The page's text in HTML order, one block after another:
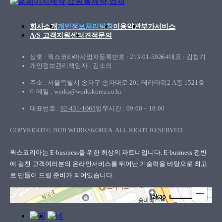
회사소개 개인정보처리방침 이용약관부가서비스
A/S 고객지원센터 견적문의
상호 : 웍스코리아사업자등록번호 : 213-01-59254대표 : 김형기
개인정보관리책임자 : 김소의
주소 : 서울특별시 송파구 송파대로 201 테라타워2 A동 1521호
이메일 : works@workskorea.co.kr
대표번호 : 02-431-1065업무시간 : 09:00 ~ 18:00
COPYRIGHT© 2020 WORKSKOREA. ALL RIGHT RESERVED
웍스코리아는 E-business를 위한 최상의 파트너입니다. E-business 전반
에 걸친 고객여러분의 온라인서비스를 뛰어난 기술력을 바탕으로 최고
로 만들어 드릴 준비가 되어있습니다.
웍스코리아